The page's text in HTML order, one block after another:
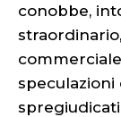
conobbe,